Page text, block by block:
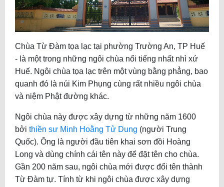
Chùa Từ Đàm tọa lạc tại phường Trường An, TP Huế
- là một trong những ngôi chùa nổi tiếng nhất nhì xứ
Huế. Ngôi chùa tọa lạc trên một vùng bằng phẳng, bao
quanh đó là núi Kim Phụng cùng rất nhiều ngôi chùa
và niệm Phật đường khác.
Ngôi chùa này được xây dựng từ những năm 1600
bởi thiền sư Minh Hoằng Tử Dung (người Trung
Quốc). Ông là người đầu tiên khai sơn đồi Hoàng
Long và dùng chính cái tên này để đặt tên cho chùa.
Gần 200 năm sau, ngôi chùa mới được đổi tên thành
Từ Đàm tự. Tính từ khi ngôi chùa được xây dựng